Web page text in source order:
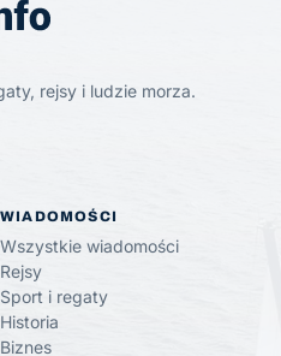
rejsy i ludzie morza.
WIADOMOŚCI
Wszystkie wiadomości
Rejsy
Sport i regaty
Historia
Biznes